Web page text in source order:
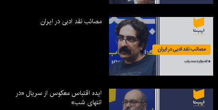
مصائب نقد ادبی در ایران
ایده اقتباس معکوس از سریال «در
انتهای شب»